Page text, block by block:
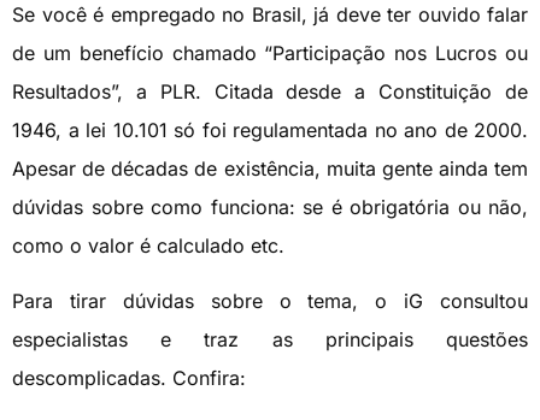
Se você é empregado no Brasil, já deve ter ouvido falar
de um benefício chamado “Participação nos Lucros ou
Resultados”, a PLR. Citada desde a Constituição de
1946, a lei 10.101 só foi regulamentada no ano de 2000.
Apesar de décadas de existência, muita gente ainda tem
dúvidas sobre como funciona: se é obrigatória ou não,
como o valor é calculado etc.
Para tirar dúvidas sobre o tema, o iG consultou
especialistas e traz as principais questões
descomplicadas. Confira: